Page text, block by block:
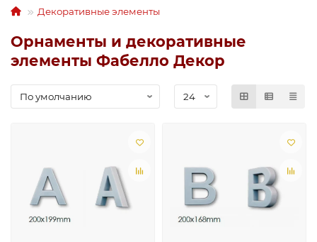
Декоративные элементы
Орнаменты и декоративные
элементы Фабелло Декор